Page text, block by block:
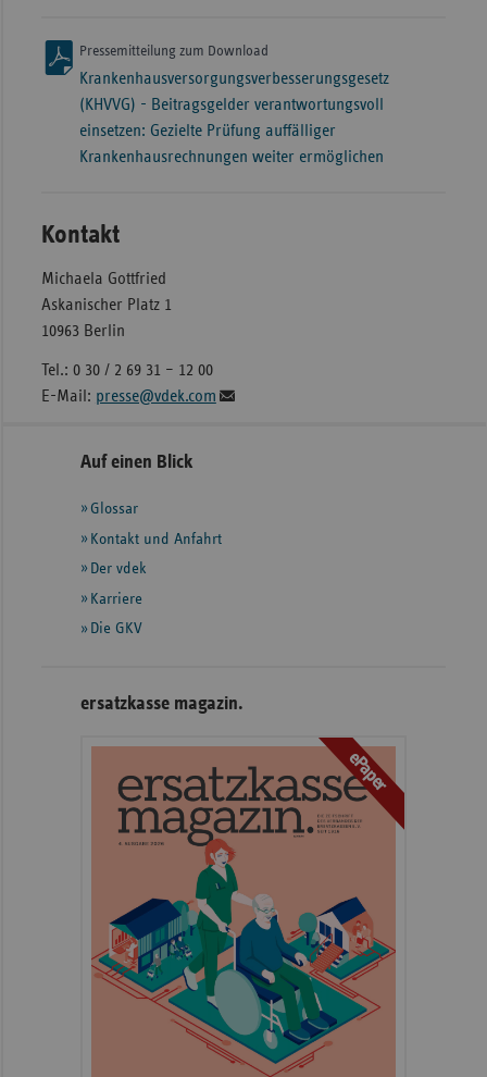
Pressemitteilung zum Download
Krankenhausversorgungsverbesserungsgesetz
(KHVVG) - Beitragsgelder verantwortungsvoll
einsetzen: Gezielte Prüfung auffälliger
Krankenhausrechnungen weiter ermöglichen
Kontakt
Michaela Gottfried
Askanischer Platz 1
10963 Berlin
Tel.: 0 30 / 2 69 31 – 12 00
E-Mail: presse@vdek.com
Seitennavigation
Seitenleiste
weiteren
Informationen
Auf einen Blick
Glossar
Kontakt und Anfahrt
Der vdek
Karriere
Die GKV
ersatzkasse magazin.
ePaper